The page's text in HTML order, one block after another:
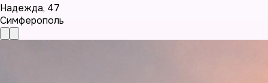
Надежда, 47
Симферополь